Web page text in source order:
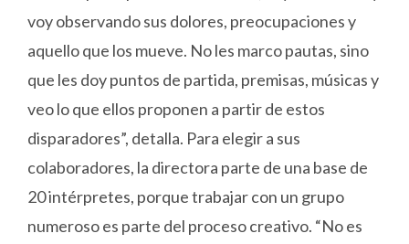
voy observando sus dolores, preocupaciones y
aquello que los mueve. No les marco pautas, sino
que les doy puntos de partida, premisas, músicas y
veo lo que ellos proponen a partir de estos
disparadores”, detalla. Para elegir a sus
colaboradores, la directora parte de una base de
20 intérpretes, porque trabajar con un grupo
numeroso es parte del proceso creativo. “No es